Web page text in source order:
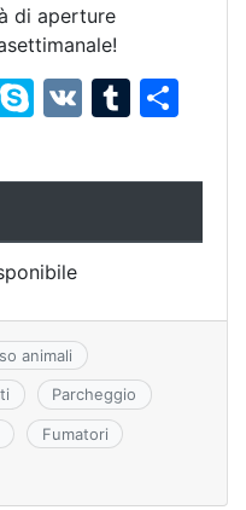
di aperture
S
y
e
V
T
m
r
n
vi
animali
Parcheggio
Fumatori